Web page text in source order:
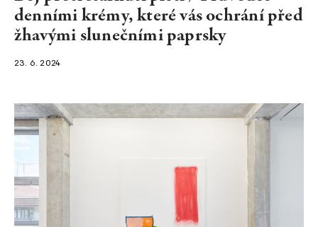
denními krémy, které vás ochrání před
žhavými slunečními paprsky
23. 6. 2024